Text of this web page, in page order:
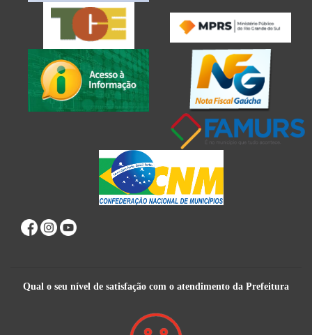
Qual o seu nível de satisfação com o atendimento da Prefeitura